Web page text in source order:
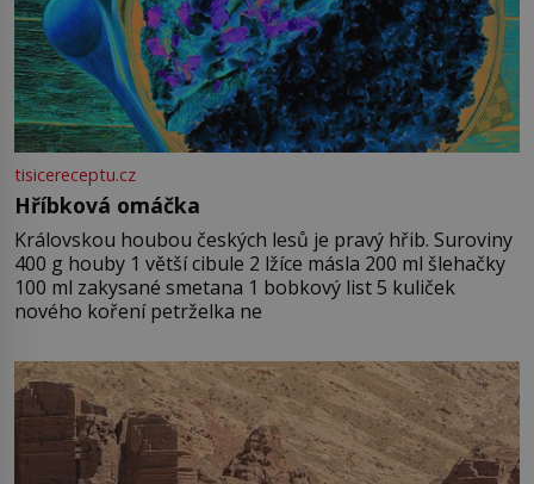
tisicereceptu.cz
Hříbková omáčka
Královskou houbou českých lesů je pravý hřib. Suroviny
400 g houby 1 větší cibule 2 lžíce másla 200 ml šlehačky
100 ml zakysané smetana 1 bobkový list 5 kuliček
nového koření petrželka ne